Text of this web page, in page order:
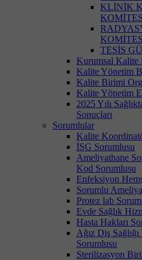
KLİNİK
TESİS
Kurumsal Kalite
Kalite Yönetim
Kalite Birimi
Kalite Yönetim
2025 Yılı
Sonuçları
Sorumlular
Kalite
İSG Sorumlusu
Ameliyathane
Kod Sorumlusu
Enfeksiyon
Sorumlu
Protez lab
Evde Sağlık
Hasta Hakları
Ağız Diş
Sorumlusu
Sterilizasyon